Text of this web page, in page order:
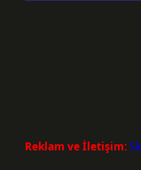
Reklam ve İletişim: